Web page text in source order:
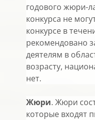
годового жюри-
конкурса не
конкурсе в
рекомендовано
деятелям в
возрасту,
нет.
Жюри. Жюри
которые входят